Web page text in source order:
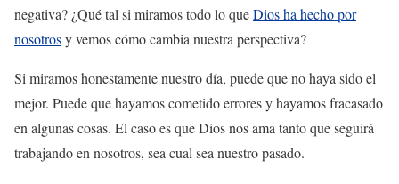
negativa? ¿Qué tal si miramos todo lo queDios ha hecho por
nosotrosy vemos cómo cambia nuestra perspectiva?
Si miramos honestamente nuestro día, puede que no haya sido el
mejor. Puede que hayamos cometido errores y hayamos fracasado
en algunas cosas. El caso es que Dios nos ama tanto que seguirá
trabajando en nosotros, sea cual sea nuestro pasado.